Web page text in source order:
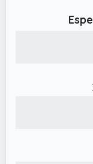
de ataque
tamaño de
✔️ Longitud
mayor
✔️
mayor